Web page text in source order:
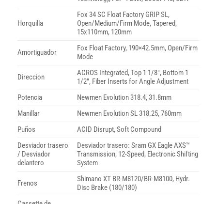
Horquilla
Fox 34 SC Float Factory GRIP SL,
Open/Medium/Firm Mode, Tapered,
15x110mm, 120mm
Amortiguador
Fox Float Factory, 190×42.5mm, Open/Firm
Mode
Direccion
ACROS Integrated, Top 1 1/8″, Bottom 1
1/2″, Fiber Inserts for Angle Adjustment
Potencia
Newmen Evolution 318.4, 31.8mm
Manillar
Newmen Evolution SL 318.25, 760mm
Puños
ACID Disrupt, Soft Compound
Desviador trasero
/ Desviador
delantero
Desviador trasero: Sram GX Eagle AXS™
Transmission, 12-Speed, Electronic Shifting
System
Frenos
Shimano XT BR-M8120/BR-M8100, Hydr.
Disc Brake (180/180)